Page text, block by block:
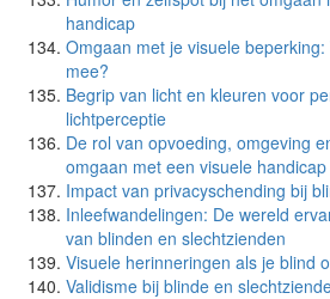
handicap
Omgaan met je visuele
mee?
Begrip van licht en kleuren voor
lichtperceptie
De rol van opvoeding, omgeving
omgaan met een visuele handicap
Impact van privacyschending bij
Inleefwandelingen: De wereld
van blinden en slechtzienden
Visuele herinneringen als je blind
Validisme bij blinde en